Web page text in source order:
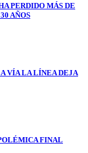
PERDIDO MÁS DE
AÑOS
VÍA LA LÍNEA DEJA
FINAL